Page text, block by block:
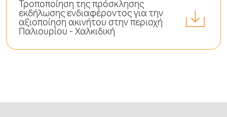
Τροποποίηση της πρόσκλησης
εκδήλωσης ενδιαφέροντος για την
αξιοποίηση ακινήτου στην περιοχή
Παλιουρίου - Χαλκιδική